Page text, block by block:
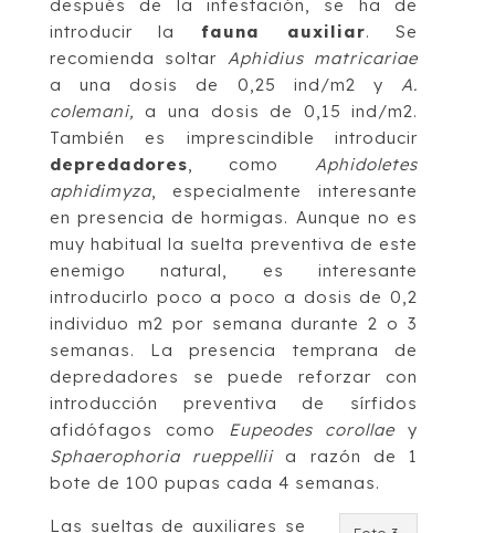
después de la infestación, se ha de
introducir la fauna auxiliar. Se
recomienda soltar Aphidius matricariae
a una dosis de 0,25 ind/m2 yA.
colemani, a una dosis de 0,15 ind/m2.
También es imprescindible introducir
depredadores, comoAphidoletes
aphidimyza, especialmente interesante
en presencia de hormigas. Aunque no es
muy habitual la suelta preventiva de este
enemigo natural, es interesante
introducirlo poco a poco a dosis de 0,2
individuo m2 por semana durante 2 o 3
semanas. La presencia temprana de
depredadores se puede reforzar con
introducción preventiva de sírfidos
afidófagos como Eupeodes corollaey
Sphaerophoria rueppelliia razón de 1
bote de 100 pupas cada 4 semanas.
Las sueltas de auxiliares se